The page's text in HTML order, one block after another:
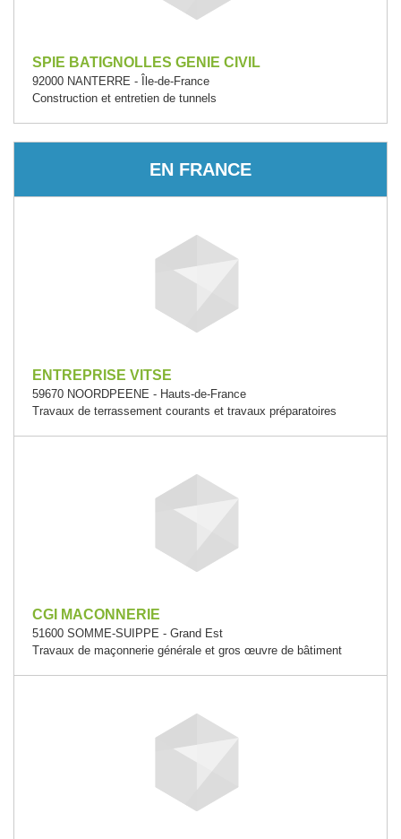
SPIE BATIGNOLLES GENIE CIVIL
92000 NANTERRE - Île-de-France
Construction et entretien de tunnels
EN FRANCE
ENTREPRISE VITSE
59670 NOORDPEENE - Hauts-de-France
Travaux de terrassement courants et travaux préparatoires
CGI MACONNERIE
51600 SOMME-SUIPPE - Grand Est
Travaux de maçonnerie générale et gros œuvre de bâtiment